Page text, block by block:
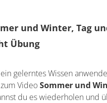
und Winter, Tag
Übung
gelerntes Wissen
VideoSommer und
du es wiederholen und